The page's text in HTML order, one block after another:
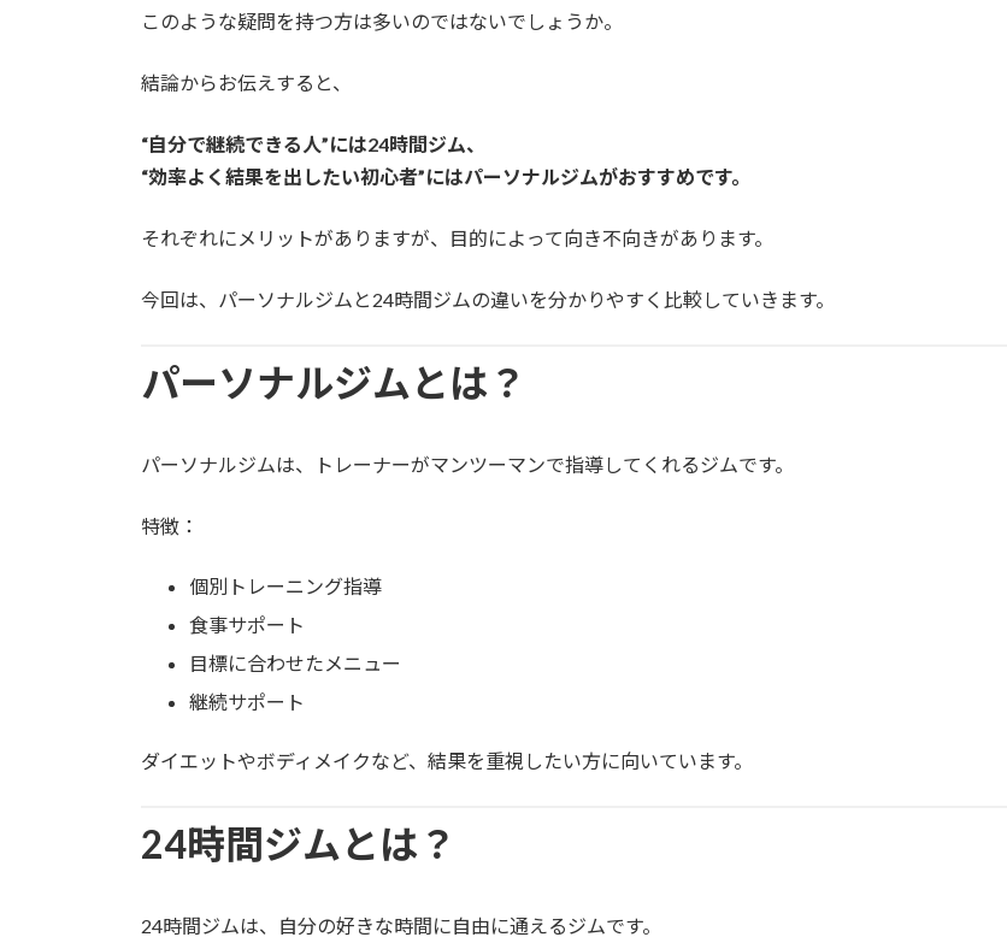
このような疑問を持つ方は多いのではないでしょうか。
結論からお伝えすると、
“自分で継続できる人”には24時間ジム、
“効率よく結果を出したい初心者”にはパーソナルジムがおすすめです。
それぞれにメリットがありますが、目的によって向き不向きがあります。
今回は、パーソナルジムと24時間ジムの違いを分かりやすく比較していきます。
パーソナルジムとは？
パーソナルジムは、トレーナーがマンツーマンで指導してくれるジムです。
特徴：
個別トレーニング指導
食事サポート
目標に合わせたメニュー
継続サポート
ダイエットやボディメイクなど、結果を重視したい方に向いています。
24時間ジムとは？
24時間ジムは、自分の好きな時間に自由に通えるジムです。